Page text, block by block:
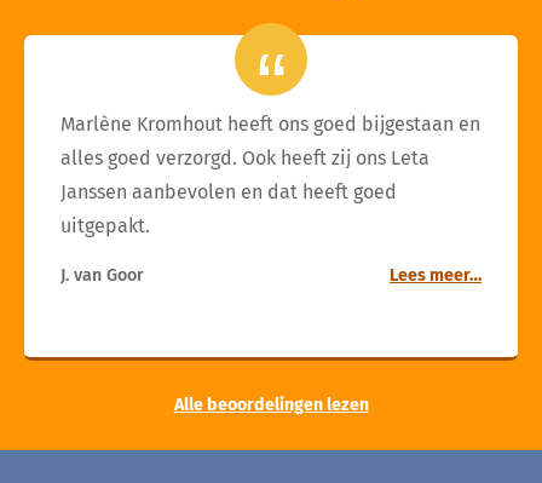
Marlène Kromhout heeft ons goed bijgestaan en
alles goed verzorgd. Ook heeft zij ons Leta
Janssen aanbevolen en dat heeft goed
uitgepakt.
J. van Goor Lees meer…
Alle beoordelingen lezen